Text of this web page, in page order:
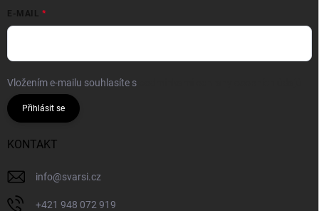
E-MAIL
Vložením e-mailu souhlasíte s
Přihlásit se
KONTAKT
info@svarsi.cz
+421 948 072 919